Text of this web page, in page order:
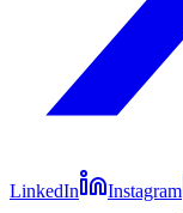
LinkedIn Instagram